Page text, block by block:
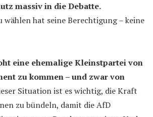
massiv in die Debatte.
hat seine Berechtigung – keine
eine ehemalige Kleinstpartei von
zu kommen – und zwar von
Situation ist es wichtig, die Kraft
zu bündeln, damit die AfD